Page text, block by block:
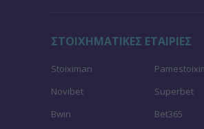
ΣΤΟΙΧΗΜΑΤΙΚΕΣ ΕΤΑΙΡΙΕΣ
Stoiximan
Novibet
Superbet
Bwin
Bet365